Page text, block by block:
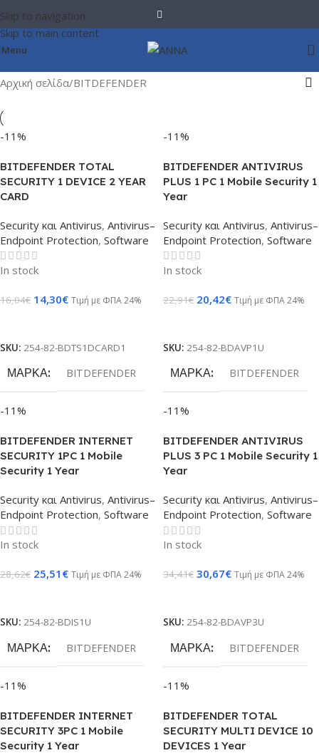
Skip to navigation
Skip to main content
Menu
Αρχική σελίδα BITDEFENDER
-11%
BITDEFENDER TOTAL
SECURITY 1 DEVICE 2 YEAR
CARD
Security και Antivirus, Antivirus–
Endpoint Protection, Software
In stock
16,04€ 14,30€ Τιμή με ΦΠΑ 24%
SKU: 254-82-BDTS1DCARD1
ΜΆΡΚΑ BITDEFENDER
-11%
BITDEFENDER ANTIVIRUS
PLUS 1 PC 1 Mobile Security 1
Year
Security και Antivirus, Antivirus–
Endpoint Protection, Software
In stock
22,91€ 20,42€ Τιμή με ΦΠΑ 24%
SKU: 254-82-BDAVP1U
ΜΆΡΚΑ BITDEFENDER
-11%
BITDEFENDER INTERNET
SECURITY 1PC 1 Mobile
Security 1 Year
Security και Antivirus, Antivirus–
Endpoint Protection, Software
In stock
28,62€ 25,51 € Τιμή με ΦΠΑ 24%
SKU: 254-82-BDIS1U
ΜΆΡΚΑ BITDEFENDER
-11%
BITDEFENDER ANTIVIRUS
PLUS 3 PC 1 Mobile Security 1
Year
Security και Antivirus, Antivirus–
Endpoint Protection, Software
In stock
34,41€ 30,67€ Τιμή με ΦΠΑ 24%
SKU: 254-82-BDAVP3U
ΜΆΡΚΑ BITDEFENDER
-11%
BITDEFENDER INTERNET
SECURITY 3PC 1 Mobile
Security 1 Year
-11%
BITDEFENDER TOTAL
SECURITY MULTI DEVICE 10
DEVICES 1 Year